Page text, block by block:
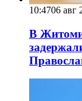
10:4706 авг
В